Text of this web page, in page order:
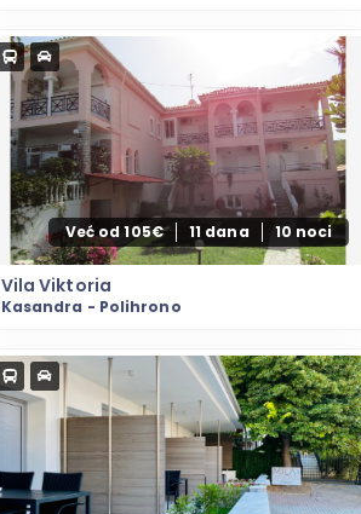
Već od 105€ 11 dana 10 noci
Vila Viktoria
Kasandra - Polihrono